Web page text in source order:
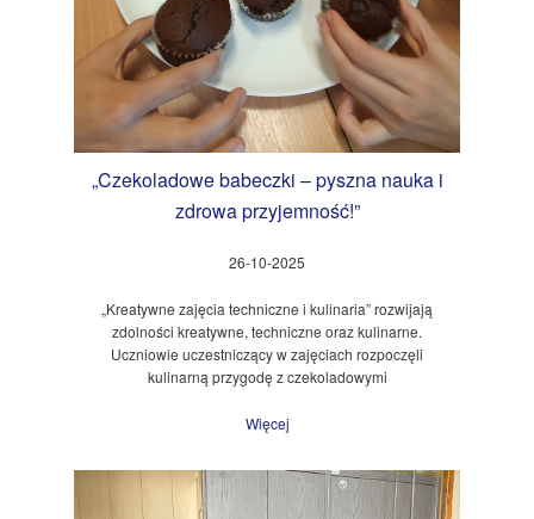
„Czekoladowe babeczki – pyszna nauka i
zdrowa przyjemność!”
26-10-2025
„Kreatywne zajęcia techniczne i kulinaria” rozwijają
zdolności kreatywne, techniczne oraz kulinarne.
Uczniowie uczestniczący w zajęciach rozpoczęli
kulinarną przygodę z czekoladowymi
Więcej